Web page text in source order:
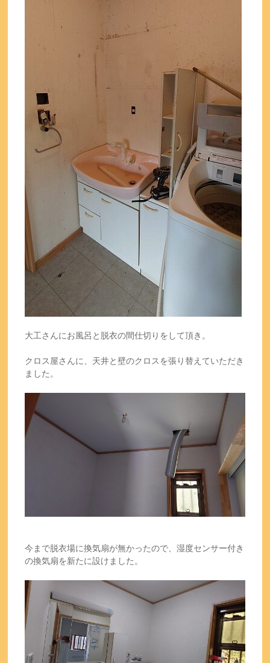
大工さんにお風呂と脱衣の間仕切りをして頂き。
クロス屋さんに、天井と壁のクロスを張り替えていただき
ました。
今まで脱衣場に換気扇が無かったので、湿度センサー付き
の換気扇を新たに設けました。